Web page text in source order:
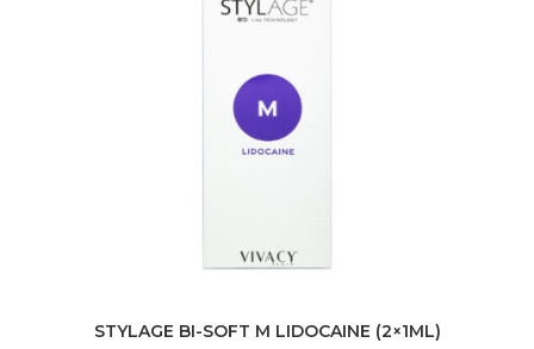
STYLAGE BI-SOFT M LIDOCAINE (2×1ML)